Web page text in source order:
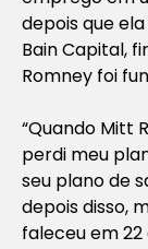
depois que
Bain Capital,
Romney foi
“Quando Mitt
perdi meu
seu plano de
depois disso,
faleceu em 22